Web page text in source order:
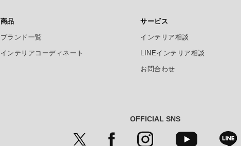
商品
ブランド一覧
インテリアコーディネート
サービス
インテリア相談
LINEインテリア相談
お問合わせ
OFFICIAL SNS